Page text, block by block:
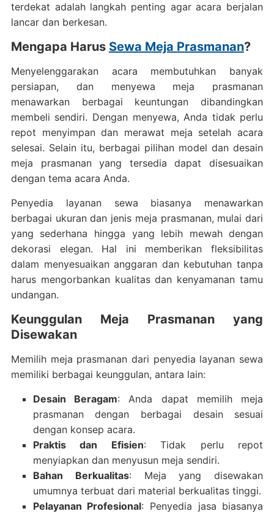
terdekat adalah langkah penting agar acara berjalan
lancar dan berkesan.
Mengapa Harus Sewa Meja Prasmanan?
Menyelenggarakan acara membutuhkan banyak
persiapan, dan menyewa meja prasmanan
menawarkan berbagai keuntungan dibandingkan
membeli sendiri. Dengan menyewa, Anda tidak perlu
repot menyimpan dan merawat meja setelah acara
selesai. Selain itu, berbagai pilihan model dan desain
meja prasmanan yang tersedia dapat disesuaikan
dengan tema acara Anda.
Penyedia layanan sewa biasanya menawarkan
berbagai ukuran dan jenis meja prasmanan, mulai dari
yang sederhana hingga yang lebih mewah dengan
dekorasi elegan. Hal ini memberikan fleksibilitas
dalam menyesuaikan anggaran dan kebutuhan tanpa
harus mengorbankan kualitas dan kenyamanan tamu
undangan.
Keunggulan Meja Prasmanan yang
Disewakan
Memilih meja prasmanan dari penyedia layanan sewa
memiliki berbagai keunggulan, antara lain:
Desain Beragam: Anda dapat memilih meja
prasmanan dengan berbagai desain sesuai
dengan konsep acara.
Praktis dan Efisien: Tidak perlu repot
menyiapkan dan menyusun meja sendiri.
Bahan Berkualitas: Meja yang disewakan
umumnya terbuat dari material berkualitas tinggi.
Pelayanan Profesional: Penyedia jasa biasanya